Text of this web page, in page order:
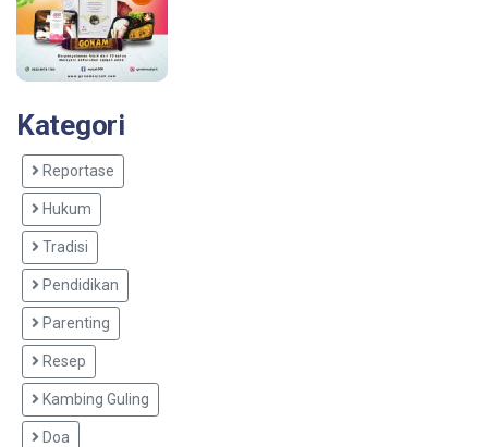
Kategori
Reportase
Hukum
Tradisi
Pendidikan
Parenting
Resep
Kambing Guling
Doa